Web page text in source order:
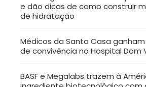
e dão dicas de como construir
de hidratação
Médicos da Santa Casa
de convivência no Hospital Dom
BASF e Megalabs trazem à